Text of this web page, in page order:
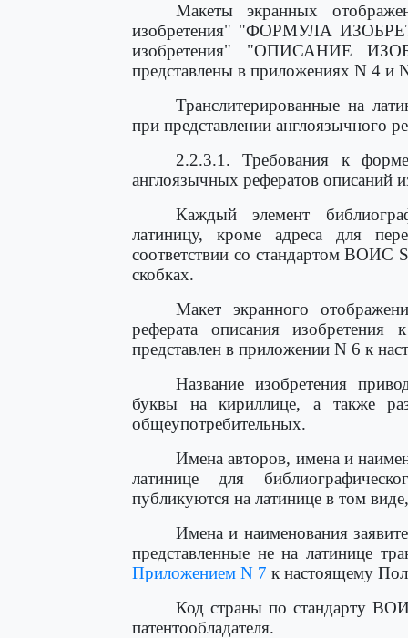
Макеты экранных
изобретения" "ФОРМУЛА
изобретения" "ОПИСАНИЕ
представлены в приложениях N 4 и
Транслитерированные на
при представлении англоязычного
2.2.3.1. Требования к
англоязычных рефератов описаний
Каждый элемент
латиницу, кроме адреса для
соответствии со стандартом ВОИС
скобках.
Макет экранного
реферата описания
представлен в приложении N 6 к
Название изобретения
буквы на кириллице, а также
общеупотребительных.
Имена авторов, имена и
латинице для
публикуются на латинице в том
Имена и наименования
представленные не на латинице
Приложением N 7 к настоящему
Код страны по стандарту
патентообладателя.